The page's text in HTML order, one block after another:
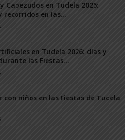
Cabezudos en Tudela 2026:
recorridos en las...
en Tudela 2026: días y
las Fiestas...
con niños en las Fiestas de Tudela